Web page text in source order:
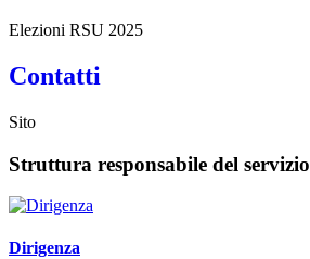
Elezioni RSU 2025
Contatti
Sito
Struttura responsabile del servizio
Dirigenza